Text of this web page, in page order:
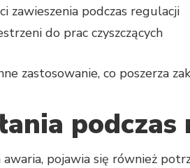
zawieszenia podczas regulacji
do prac czyszczących
zastosowanie, co poszerza
pojawia się również